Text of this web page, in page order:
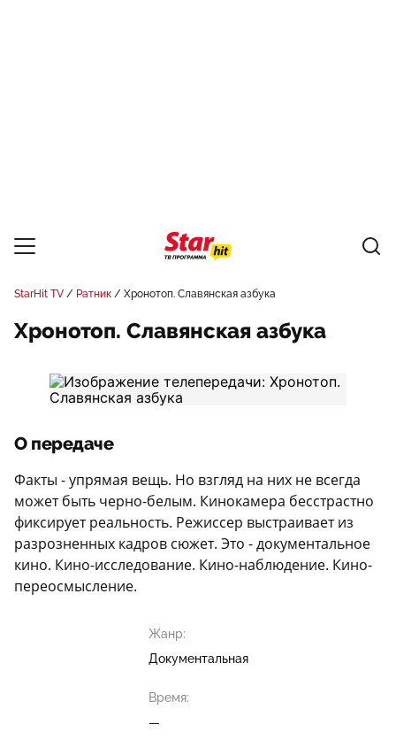
StarHit TV Ратник Хронотоп. Славянская азбука
Хронотоп. Славянская азбука
О передаче
Факты - упрямая вещь. Но взгляд на них не всегда
может быть черно-белым. Кинокамера бесстрастно
фиксирует реальность. Режиссер выстраивает из
разрозненных кадров сюжет. Это - документальное
кино. Кино-исследование. Кино-наблюдение. Кино-
переосмысление.
Жанр:
Документальная
Время:
—